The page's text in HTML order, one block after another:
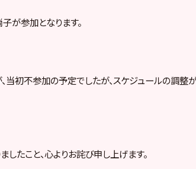
が参加となります。
初不参加の予定でしたが、スケジュールの調整
たこと、心よりお詫び申し上げます。